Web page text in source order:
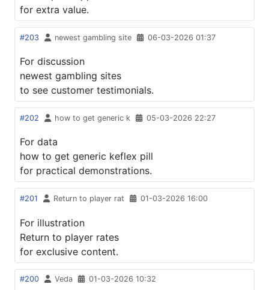
for extra value.
#203 newest gambling site 06-03-2026 01:37
For discussion
newest gambling sites
to see customer testimonials.
#202 how to get generic k 05-03-2026 22:27
For data
how to get generic keflex pill
for practical demonstrations.
#201 Return to player rat 01-03-2026 16:00
For illustration
Return to player rates
for exclusive content.
#200 Veda 01-03-2026 10:32